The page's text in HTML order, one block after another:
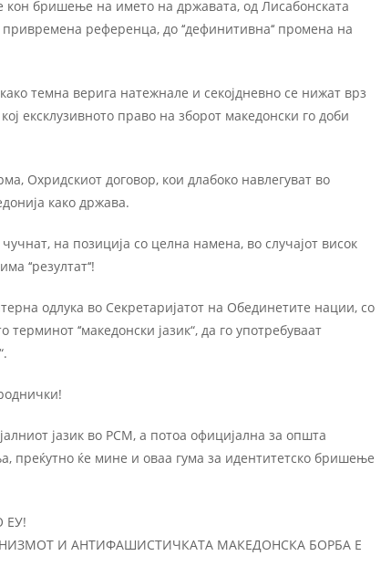
е кон бришење на името на државата, од Лисабонската
референца, до ‘‘дефинитивна‘‘ промена на
темна верига натежнале и секојдневно се нижат врз
ексклузивното право на зборот македонски го доби
Охридскиот договор, кои длабоко навлегуват во
како држава.
на позиција со целна намена, во случајот висок
‘‘резултат‘‘!
одлука во Секретаријатот на Обединетите нации, со
‘‘македонски јазик“, да го употребуваат
јазик во РСМ, а потоа официјална за општа
преќутно ќе мине и оваа гума за идентитетско бришење
ЕУ!
И АНТИФАШИСТИЧКАТА МАКЕДОНСКА БОРБА Е